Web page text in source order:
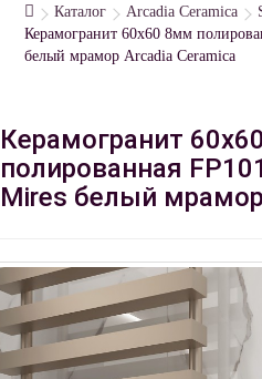
Каталог Arcadia Ceramica
Керамогранит 60x60 8мм
белый мрамор Arcadia Ceramica
Керамогранит
полированная
Mires белый